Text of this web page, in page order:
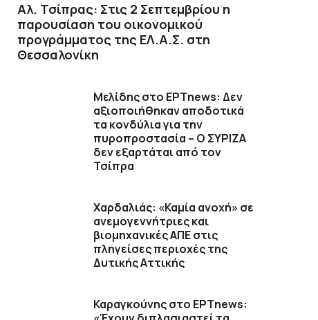
Αλ. Τσίπρας: Στις 2 Σεπτεμβρίου η
παρουσίαση του οικονομικού
προγράμματος της ΕΛ.Α.Σ. στη
Θεσσαλονίκη
Μελίδης στο ΕΡΤnews: Δεν
αξιοποιήθηκαν αποδοτικά
τα κονδύλια για την
πυροπροστασία – Ο ΣΥΡΙΖΑ
δεν εξαρτάται από τον
Τσίπρα
Χαρδαλιάς: «Καμία ανοχή» σε
ανεμογεννήτριες και
βιομηχανικές ΑΠΕ στις
πληγείσες περιοχές της
Δυτικής Αττικής
Καραγκούνης στο ΕΡΤnews: